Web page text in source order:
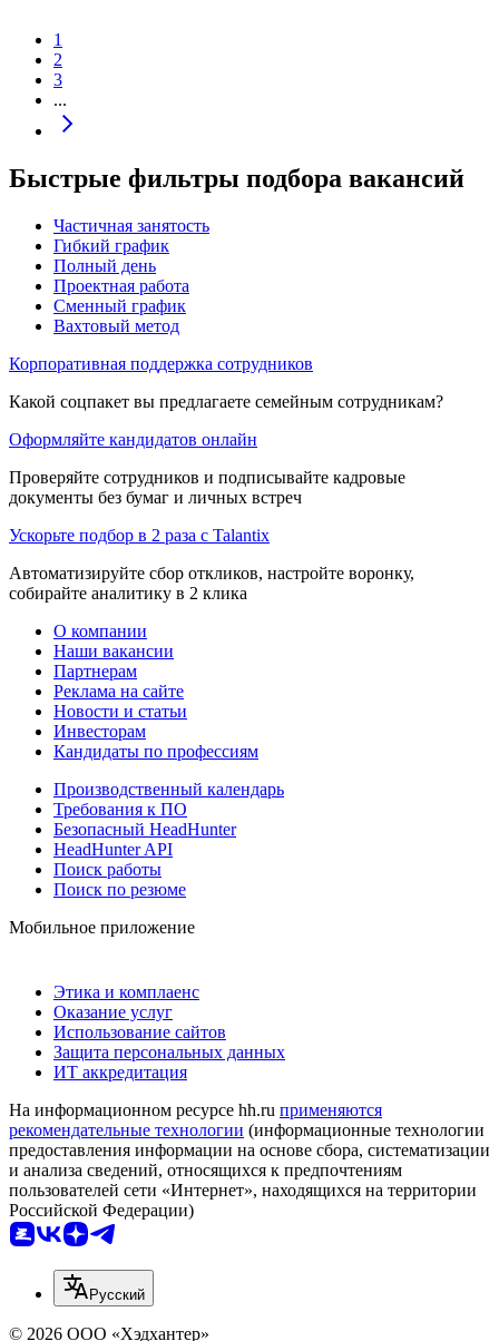
1
2
3
...
Быстрые фильтры подбора вакансий
Частичная занятость
Гибкий график
Полный день
Проектная работа
Сменный график
Вахтовый метод
Корпоративная поддержка сотрудников
Какой соцпакет вы предлагаете семейным сотрудникам?
Оформляйте кандидатов онлайн
Проверяйте сотрудников и подписывайте кадровые
документы без бумаг и личных встреч
Ускорьте подбор в 2 раза с Talantix
Автоматизируйте сбор откликов, настройте воронку,
собирайте аналитику в 2 клика
О компании
Наши вакансии
Партнерам
Реклама на сайте
Новости и статьи
Инвесторам
Кандидаты по профессиям
Производственный календарь
Требования к ПО
Безопасный HeadHunter
HeadHunter API
Поиск работы
Поиск по резюме
Мобильное приложение
Этика и комплаенс
Оказание услуг
Использование сайтов
Защита персональных данных
ИТ аккредитация
На информационном ресурсе hh.ru применяются
рекомендательные технологии (информационные технологии
предоставления информации на основе сбора, систематизации
и анализа сведений, относящихся к предпочтениям
пользователей сети «Интернет», находящихся на территории
Российской Федерации)
Русский
© 2026 ООО «Хэдхантер»